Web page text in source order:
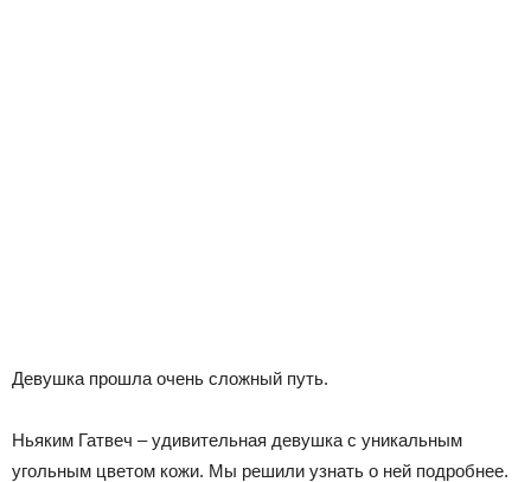
Девушка прошла очень сложный путь.
Ньяким Гатвеч – удивительная девушка с уникальным
угольным цветом кожи. Мы решили узнать о ней подробнее.